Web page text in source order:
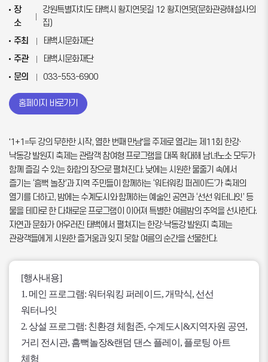
장
소
강원특별자치도 태백시 황지연못길 12 황지연못(문화관광해설사의
집)
주최
태백시문화재단
주관
태백시문화재단
문의
033-553-6900
홈페이지 바로가기
'1+1=두 강의 무한한 시작, 열한 번째 만남'을 주제로 열리는 제11회 한강·
낙동강 발원지 축제는 관람객 참여형 프로그램을 대폭 확대해 남녀노소 모두가
함께 즐길 수 있는 화합의 장으로 펼쳐진다. 낮에는 시원한 물줄기 속에서
즐기는 ‘흠뻑 놀장’과 지역 주민들이 함께하는 ‘워터워킹 퍼레이드’가 축제의
열기를 더하고, 밤에는 수계도시와 함께하는 예술인 공연과 ‘선선 워터나잇’ 등
물을 테마로 한 다채로운 프로그램이 이어져 특별한 여름밤의 추억을 선사한다.
자연과 문화가 어우러진 태백에서 펼쳐지는 한강·낙동강 발원지 축제는
관광객들에게 시원한 즐거움과 잊지 못할 여름의 순간을 선물한다.
[행사내용]
1. 메인 프로그램: 워터워킹 퍼레이드, 개막식, 선선
워터나잇
2. 상설 프로그램: 친환경 체험존, 수계도시&지역자원 공연,
거리 전시관, 흠뻑놀장&랜덤 댄스 플레이, 플로팅 아트
체험